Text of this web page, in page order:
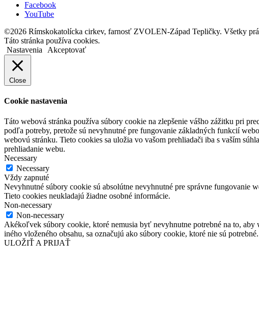
Facebook
YouTube
©2026 Rímskokatolícka cirkev, farnosť ZVOLEN-Západ Tepličky. Všetky
Táto stránka používa cookies.
Nastavenia
Akceptovať
Close
Cookie nastavenia
Táto webová stránka používa súbory cookie na zlepšenie vášho zážitku pri
podľa potreby, pretože sú nevyhnutné pre fungovanie základných funkcií
webovú stránku. Tieto cookies sa uložia vo vašom prehliadači iba s vaším
prehliadanie webu.
Necessary
Necessary
Vždy zapnuté
Nevyhnutné súbory cookie sú absolútne nevyhnutné pre správne fungovanie
Tieto cookies neukladajú žiadne osobné informácie.
Non-necessary
Non-necessary
Akékoľvek súbory cookie, ktoré nemusia byť nevyhnutne potrebné na to,
iného vloženého obsahu, sa označujú ako súbory cookie, ktoré nie sú
ULOŽIŤ A PRIJAŤ